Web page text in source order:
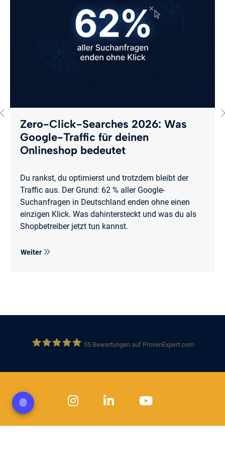
Zero-Click-Searches 2026: Was
Google-Traffic für deinen
Onlineshop bedeutet
Du rankst, du optimierst und trotzdem bleibt der
Traffic aus. Der Grund: 62 % aller Google-
Suchanfragen in Deutschland enden ohne einen
einzigen Klick. Was dahintersteckt und was du als
Shopbetreiber jetzt tun kannst.
Weiter
Solution 360 GmbH
55Bewertungen auf ProvenExpert.com